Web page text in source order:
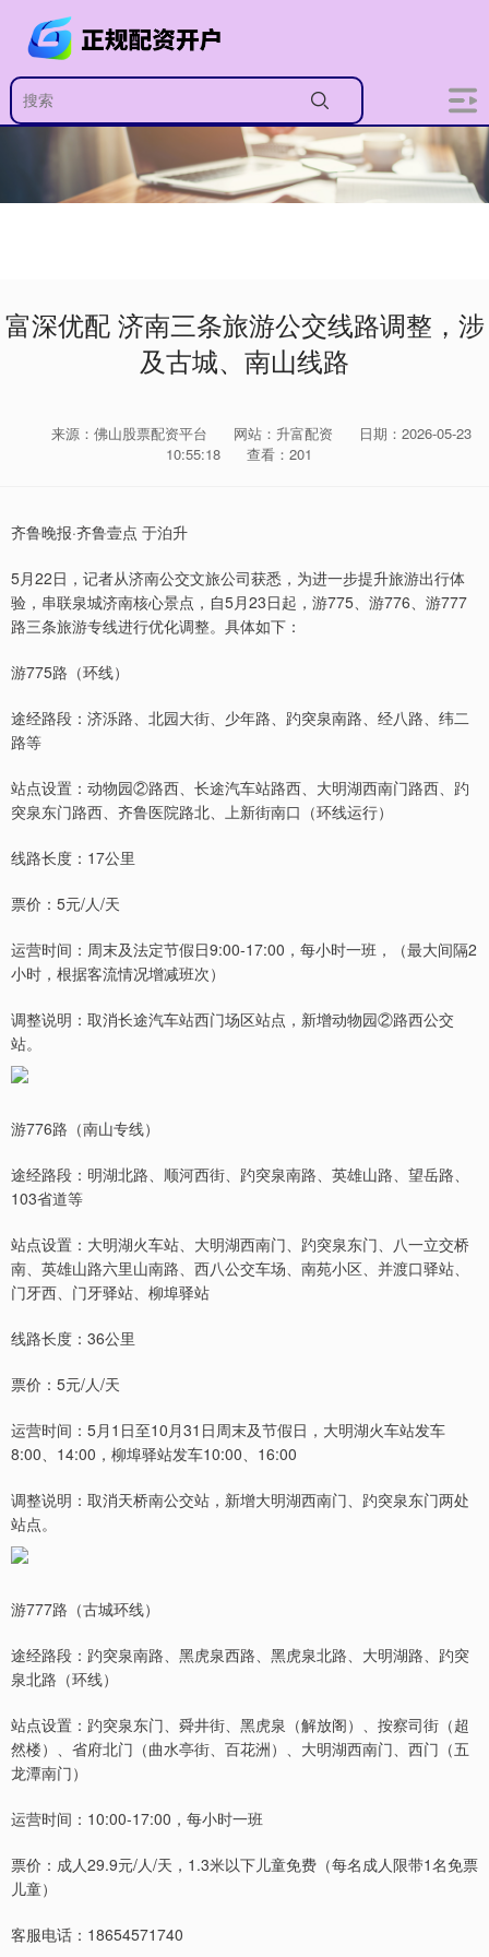
富深优配 济南三条旅游公交线路调整，涉
及古城、南山线路
来源：佛山股票配资平台 网站：升富配资
日期：2026-05-23
10:55:18
查看：201
齐鲁晚报·齐鲁壹点 于泊升
5月22日，记者从济南公交文旅公司获悉，为进一步提升旅游出行体
验，串联泉城济南核心景点，自5月23日起，游775、游776、游777
路三条旅游专线进行优化调整。具体如下：
游775路（环线）
途经路段：济泺路、北园大街、少年路、趵突泉南路、经八路、纬二
路等
站点设置：动物园②路西、长途汽车站路西、大明湖西南门路西、趵
突泉东门路西、齐鲁医院路北、上新街南口（环线运行）
线路长度：17公里
票价：5元/人/天
运营时间：周末及法定节假日9:00-17:00，每小时一班，（最大间隔2
小时，根据客流情况增减班次）
调整说明：取消长途汽车站西门场区站点，新增动物园②路西公交
站。
游776路（南山专线）
途经路段：明湖北路、顺河西街、趵突泉南路、英雄山路、望岳路、
103省道等
站点设置：大明湖火车站、大明湖西南门、趵突泉东门、八一立交桥
南、英雄山路六里山南路、西八公交车场、南苑小区、并渡口驿站、
门牙西、门牙驿站、柳埠驿站
线路长度：36公里
票价：5元/人/天
运营时间：5月1日至10月31日周末及节假日，大明湖火车站发车
8:00、14:00，柳埠驿站发车10:00、16:00
调整说明：取消天桥南公交站，新增大明湖西南门、趵突泉东门两处
站点。
游777路（古城环线）
途经路段：趵突泉南路、黑虎泉西路、黑虎泉北路、大明湖路、趵突
泉北路（环线）
站点设置：趵突泉东门、舜井街、黑虎泉（解放阁）、按察司街（超
然楼）、省府北门（曲水亭街、百花洲）、大明湖西南门、西门（五
龙潭南门）
运营时间：10:00-17:00，每小时一班
票价：成人29.9元/人/天，1.3米以下儿童免费（每名成人限带1名免票
儿童）
客服电话：18654571740